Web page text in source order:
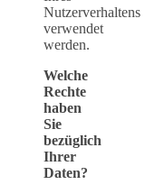
Nutzerverhaltens
verwendet
werden.
Welche
Rechte
haben
Sie
bezüglich
Ihrer
Daten?